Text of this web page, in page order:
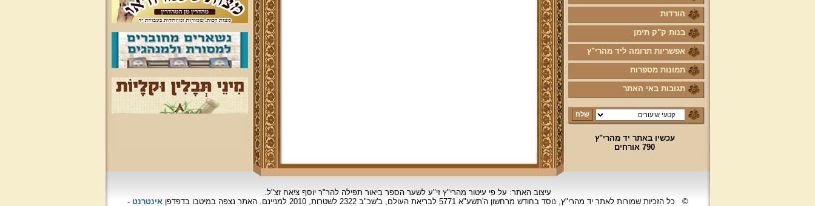
הורדות
בנות ק"ק תימן
אפשריות תרומה ליד מהרי"ץ
תמונות מספרות
תגובות באי האתר
עכשיו באתר יד מהרי"ץ
790 אורחים
עיצוב האתר: על פי עיטור מהרי"ץ זי"ע לשער הספר ביאור תפילה להר"ר יוסף ציאח זצ"ל.
©
כל הזכיות שמורות לאתר יד מהרי"ץ, נוסד בחודש מרחשוןה'תשע"א 5771 לבריאת העולם, ב'שכ"ב 2322 לשטרות, 2010 למניינם. האתר נצפהבמיטבו בדפדפןאינטרנט -